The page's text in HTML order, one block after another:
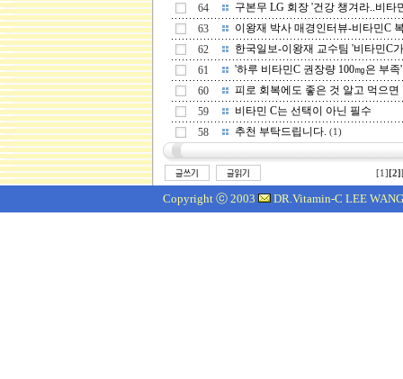
64
구본무 LG 회장 '건강 챙겨라..비타
63
이왕재 박사 매경인터뷰-비타민C
62
한국일보-이왕재 교수팀 '비타민C
61
'하루 비타민C 권장량 100㎎은 부
60
피로 회복에도 좋은 것 알고 먹으면
59
비타민 C는 선택이 아닌 필수
58
추천 부탁드립니다. (1)
[1] [2]
Copyright ⓒ 2003 DR.Vitamin-C LEE